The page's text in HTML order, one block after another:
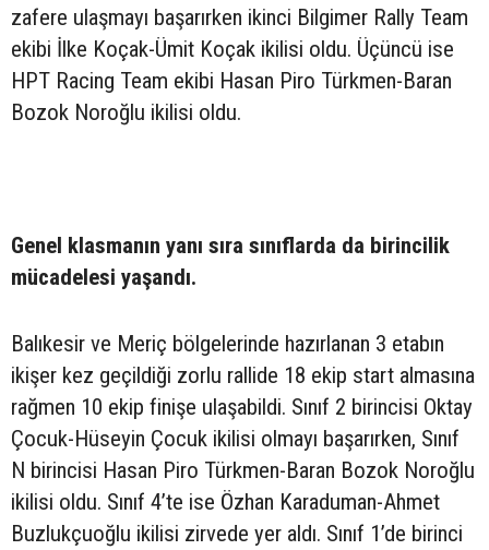
zafere ulaşmayı başarırken ikinci Bilgimer Rally Team
ekibi İlke Koçak-Ümit Koçak ikilisi oldu. Üçüncü ise
HPT Racing Team ekibi Hasan Piro Türkmen-Baran
Bozok Noroğlu ikilisi oldu.
Genel klasmanın yanı sıra sınıflarda da birincilik
mücadelesi yaşandı.
Balıkesir ve Meriç bölgelerinde hazırlanan 3 etabın
ikişer kez geçildiği zorlu rallide 18 ekip start almasına
rağmen 10 ekip finişe ulaşabildi. Sınıf 2 birincisi Oktay
Çocuk-Hüseyin Çocuk ikilisi olmayı başarırken, Sınıf
N birincisi Hasan Piro Türkmen-Baran Bozok Noroğlu
ikilisi oldu. Sınıf 4’te ise Özhan Karaduman-Ahmet
Buzlukçuoğlu ikilisi zirvede yer aldı. Sınıf 1’de birinci